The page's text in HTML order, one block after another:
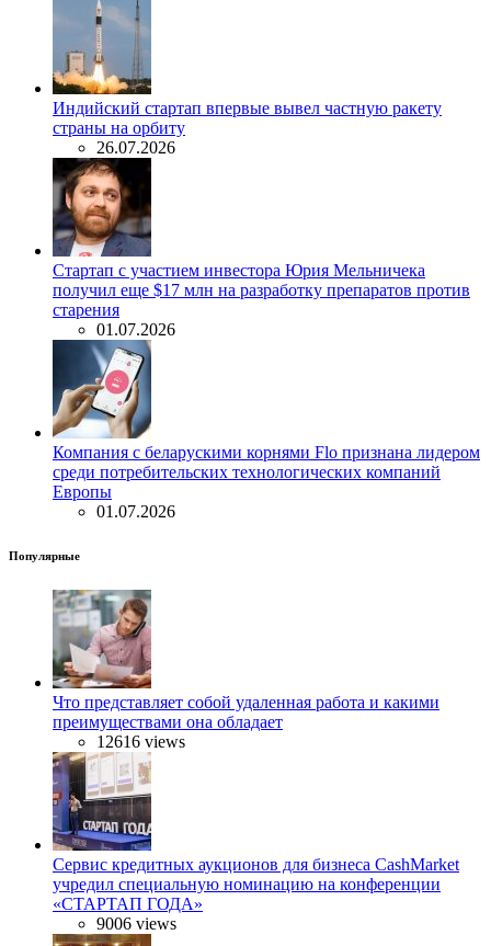
Индийский стартап впервые вывел частную ракету
страны на орбиту
26.07.2026
Стартап с участием инвестора Юрия Мельничека
получил еще $17 млн на разработку препаратов против
старения
01.07.2026
Компания с беларускими корнями Flo признана лидером
среди потребительских технологических компаний
Европы
01.07.2026
Популярные
Что представляет собой удаленная работа и какими
преимуществами она обладает
12616 views
Сервис кредитных аукционов для бизнеса CashMarket
учредил специальную номинацию на конференции
«СТАРТАП ГОДА»
9006 views